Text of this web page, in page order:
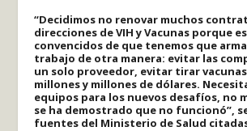
“Decidimos no renovar muchos
direcciones de VIH y Vacunas porque
convencidos de que tenemos que
trabajo de otra manera: evitar las
un solo proveedor, evitar tirar
millones y millones de dólares.
equipos para los nuevos desafíos, no
se ha demostrado que no funcionó”,
fuentes del Ministerio de Salud